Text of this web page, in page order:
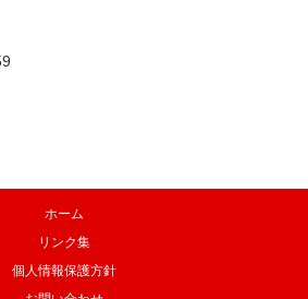
ホーム
リンク集
個人情報保護方針